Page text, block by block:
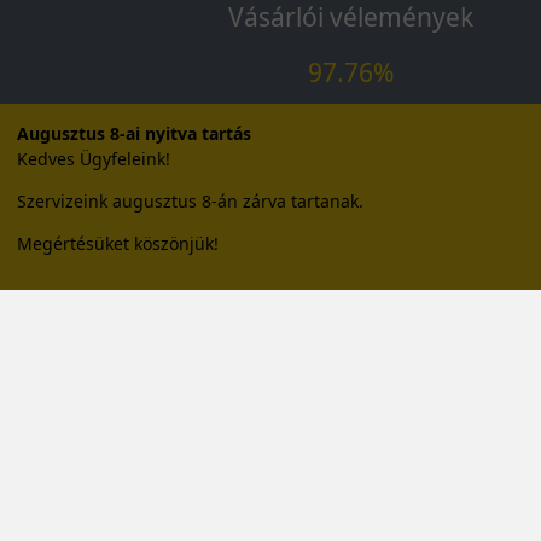
Vásárlói vélemények
97.76%
a vásárlók közül ajánlaná ismerősének ezt a
Adatvédelmi tájékoztató
Augusztus 8-ai nyitva tartás
Kedves Ügyfeleink!
Szervizeink augusztus 8-án zárva tartanak.
Megértésüket köszönjük!